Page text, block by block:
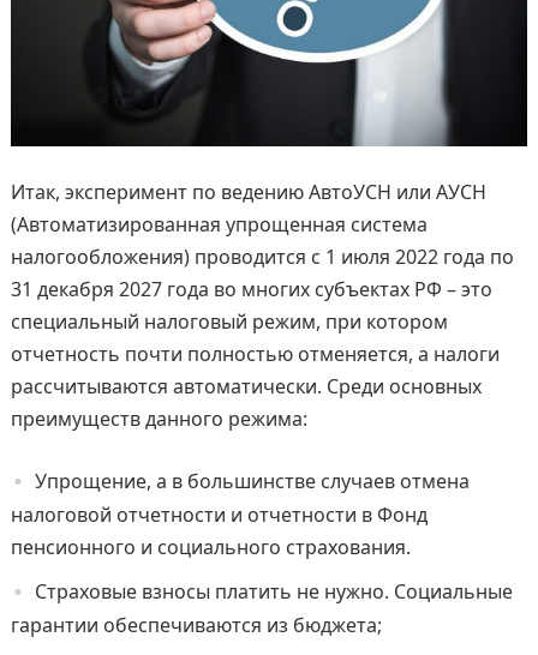
Итак, эксперимент по ведению АвтоУСН или АУСН
(Автоматизированная упрощенная система
налогообложения) проводится с 1 июля 2022 года по
31 декабря 2027 года во многих субъектах РФ – это
специальный налоговый режим, при котором
отчетность почти полностью отменяется, а налоги
рассчитываются автоматически. Среди основных
преимуществ данного режима:
Упрощение, а в большинстве случаев отмена
налоговой отчетности и отчетности в Фонд
пенсионного и социального страхования.
Страховые взносы платить не нужно. Социальные
гарантии обеспечиваются из бюджета;